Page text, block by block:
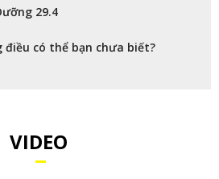
29.4
điều có thể bạn chưa biết?
VIDEO